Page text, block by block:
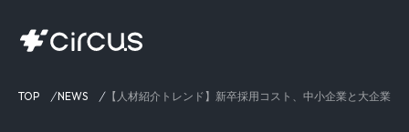
TOP NEWS 【人材紹介トレンド】新卒採用コスト、中小企業と大企業